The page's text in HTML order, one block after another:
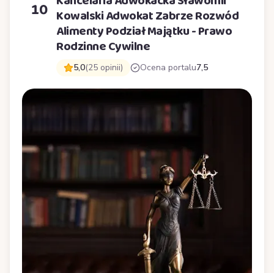
10 Kowalski Adwokat Zabrze Rozwód
Alimenty Podział Majątku - Prawo
Rodzinne Cywilne
5,0(25 opinii) Ocena portalu7,5